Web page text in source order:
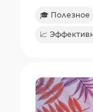
🎓 Полезное
📈